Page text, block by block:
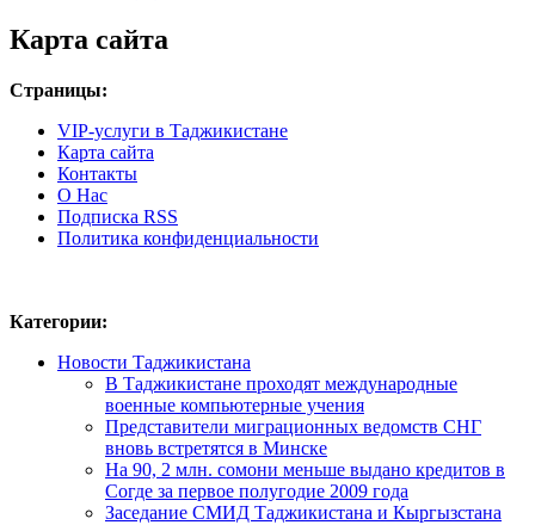
Карта сайта
Страницы:
VIP-услуги в Таджикистане
Карта сайта
Контакты
О Нас
Подписка RSS
Политика конфиденциальности
Категории:
Новости Таджикистана
В Таджикистане проходят международные
военные компьютерные учения
Представители миграционных ведомств СНГ
вновь встретятся в Минске
На 90, 2 млн. сомони меньше выдано кредитов в
Согде за первое полугодие 2009 года
Заседание СМИД Таджикистана и Кыргызстана